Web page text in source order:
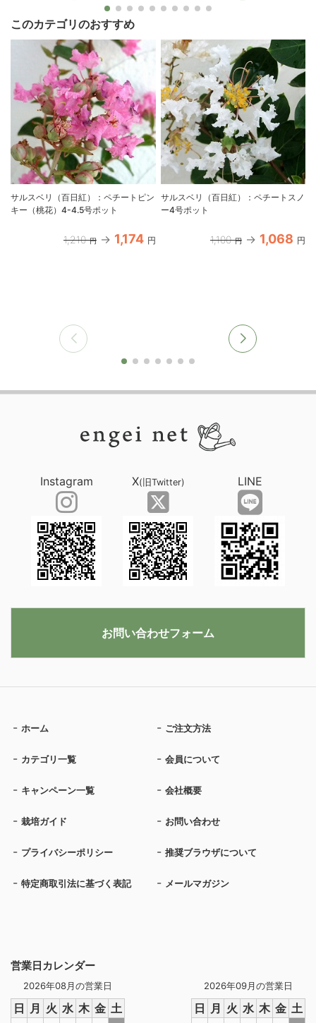
このカテゴリのおすすめ
サルスベリ（百日紅）：ペチートピン
キー（桃花）4-4.5号ポット
1,210 円 1,174 円
サルスベリ（百日紅）：ペチートスノ
ー4号ポット
1,100 円 1,068 円
営業日カレンダー
2026年08月の営業日
日 月 火 水 木 金 土
2026年09月の営業日
日 月 火 水 木 金 土
ホーム ご注文方法
カテゴリ一覧 会員について
キャンペーン一覧 会社概要
栽培ガイド お問い合わせ
プライバシーポリシー 推奨ブラウザについて
特定商取引法に基づく表記 メールマガジン
Instagram X(旧Twitter) LINE
お問い合わせフォーム